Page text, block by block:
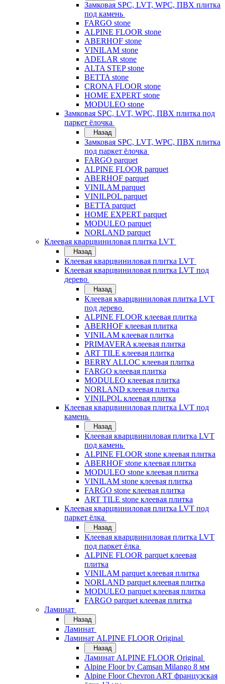
Замковая SPC, LVT, WPC, ПВХ плитка
под камень
FARGO stone
ALPINE FLOOR stone
ABERHOF stone
VINILAM stone
ADELAR stone
ALTA STEP stone
BETTA stone
CRONA FLOOR stone
HOME EXPERT stone
MODULEO stone
Замковая SPC, LVT, WPC, ПВХ плитка под
паркет ёлочка
Назад
Замковая SPC, LVT, WPC, ПВХ плитка
под паркет ёлочка
FARGO parquet
ALPINE FLOOR parquet
ABERHOF parquet
VINILAM parquet
VINILPOL parquet
BETTA parquet
HOME EXPERT parquet
MODULEO parquet
NORLAND parquet
Клеевая кварцвиниловая плитка LVT
Назад
Клеевая кварцвиниловая плитка LVT
Клеевая кварцвиниловая плитка LVT под
дерево
Назад
Клеевая кварцвиниловая плитка LVT
под дерево
ALPINE FLOOR клеевая плитка
ABERHOF клеевая плитка
VINILAM клеевая плитка
PRIMAVERA клеевая плитка
ART TILE клеевая плитка
BERRY ALLOC клеевая плитка
FARGO клеевая плитка
MODULEO клеевая плитка
NORLAND клеевая плитка
VINILPOL клеевая плитка
Клеевая кварцвиниловая плитка LVT под
камень
Назад
Клеевая кварцвиниловая плитка LVT
под камень
ALPINE FLOOR stone клеевая плитка
ABERHOF stone клеевая плитка
MODULEO stone клеевая плитка
VINILAM stone клеевая плитка
FARGO stone клеевая плитка
ART TILE stone клеевая плитка
Клеевая кварцвиниловая плитка LVT под
паркет ёлка
Назад
Клеевая кварцвиниловая плитка LVT
под паркет ёлка
ALPINE FLOOR parquet клеевая
плитка
VINILAM parquet клеевая плитка
NORLAND parquet клеевая плитка
MODULEO parquet клеевая плитка
FARGO parquet клеевая плитка
Ламинат
Назад
Ламинат
Ламинат ALPINE FLOOR Original
Назад
Ламинат ALPINE FLOOR Original
Alpine Floor by Camsan Milango 8 мм
Alpine Floor Chevron ART французская